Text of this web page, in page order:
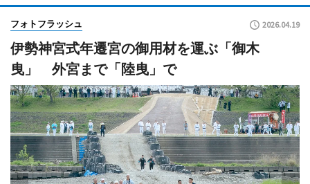
フォトフラッシュ 2026.04.19
伊勢神宮式年遷宮の御用材を運ぶ「御木
曳」 外宮まで「陸曳」で